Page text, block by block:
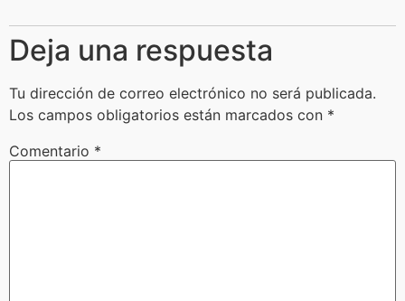
Deja una respuesta
Tu dirección de correo electrónico no será publicada.
Los campos obligatorios están marcados con *
Comentario *